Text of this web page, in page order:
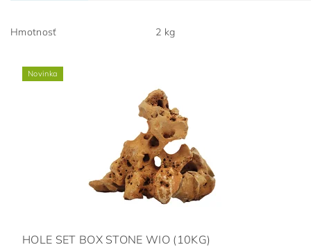
Hmotnosť 2 kg
Novinka
HOLE SET BOX STONE WIO (10KG)